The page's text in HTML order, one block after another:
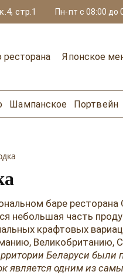
стр.1 Пн-пт с 08:00 до
Японское
Шампанское Портвейн
баре
небольшая часть
крафтовых
Беларуси были
является одним из